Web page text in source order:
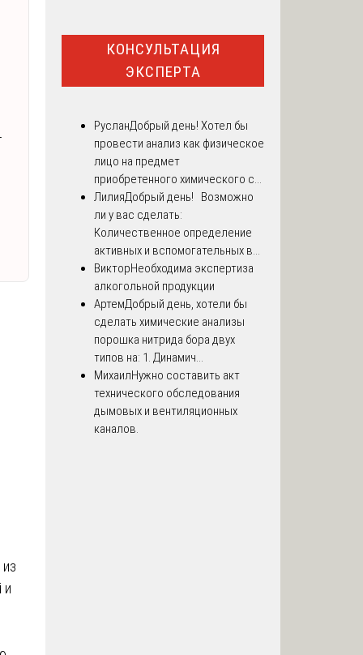
и
КОНСУЛЬТАЦИЯ
ЭКСПЕРТА
РусланДобрый день! Хотел бы
провести анализ как физическое
лицо на предмет
приобретенного химического с...
ЛилияДобрый день! Возможно
ли у вас сделать:
Количественное определение
активных и вспомогательных в...
ВикторНеобходима экспертиза
алкогольной продукции
АртемДобрый день, хотели бы
сделать химические анализы
порошка нитрида бора двух
типов на: 1. Динамич...
МихаилНужно составить акт
технического обследования
дымовых и вентиляционных
каналов.